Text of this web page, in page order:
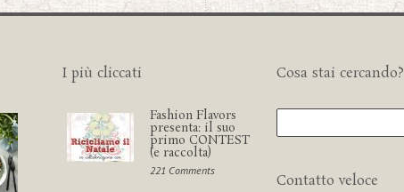
I più cliccati
Fashion Flavors
presenta: il suo
primo CONTEST
(e raccolta)
221 Comments
Cosa stai cercando?
Contatto veloce